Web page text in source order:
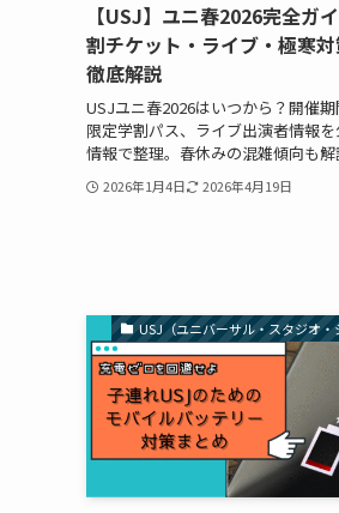
【USJ】ユニ春2026完全ガ
割チケット・ライブ・極寒
徹底解説
USJユニ春2026はいつから？開催
限定学割パス、ライブ出演者情報
情報で整理。春休みの混雑傾向も解
2026年1月4日 2026年4月19日
USJ（ユニバーサル・スタジオ